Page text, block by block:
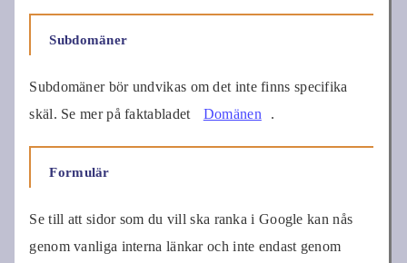
Subdomäner
Subdomäner bör undvikas om det inte finns specifika
skäl. Se mer på faktabladet
Domänen .
Formulär
Se till att sidor som du vill ska ranka i Google kan nås
genom vanliga interna länkar och inte endast genom